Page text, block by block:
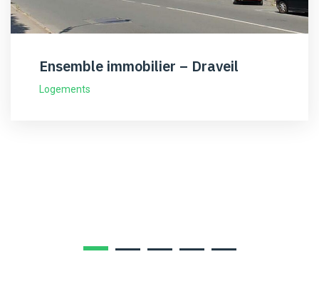
Ensemble immobilier – Draveil
Logements